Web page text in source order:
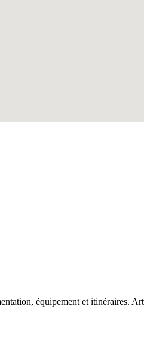
équipement et itinéraires.